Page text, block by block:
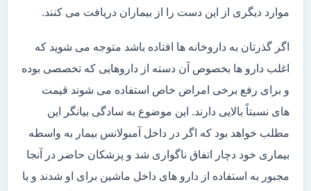
موارد دیگری از این دست را از بیماران دریافت می کنند.
اگر گذرتان به داروخانه ها افتاده باشد متوجه می شوید که
اغلب دارو ها بخصوص آن دسته از داروهایی که تخصصی بوده
و برای رفع برخی امراض خاص استفاده می شوند قیمت
های نسبتاً بالایی دارند. این موضوع به سادگی بیانگر این
مطلب خواهد بود که اگر در داخل آمبولانس بیمار به واسطه
بیماری خود دچار اتفاق ناگواری شد و پزشکان حاضر در آنجا
مجبور به استفاده از دارو های داخل ماشین برای او شدند و یا